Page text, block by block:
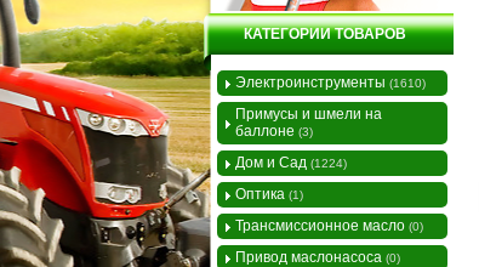
КАТЕГОРИИ ТОВАРОВ
Электроинструменты (1610)
Примусы и шмели на
баллоне (3)
Дом и Сад (1224)
Оптика (1)
Трансмиссионное масло (0)
Привод маслонасоса (0)